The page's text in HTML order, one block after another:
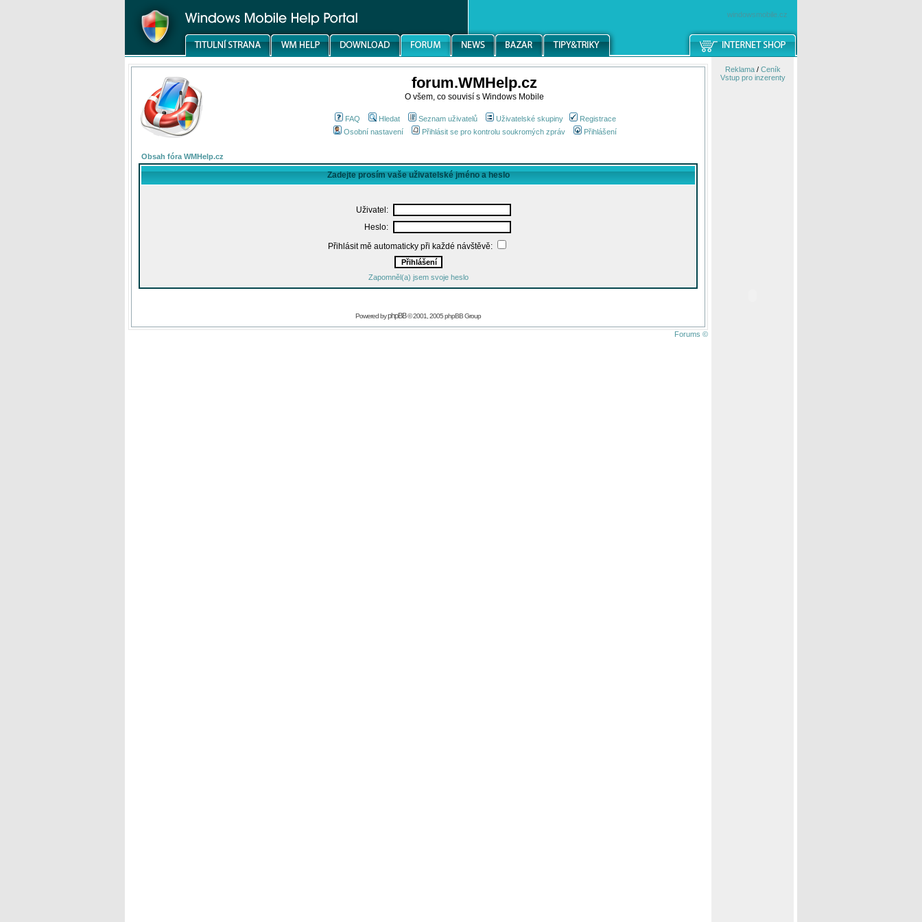
windowsmobile.cz
forum.WMHelp.cz
O všem, co souvisí s Windows Mobile
FAQ Hledat Seznam uživatelů Uživatelské skupiny
Registrace
Osobní nastavení
Přihlásit se pro kontrolu soukromých zpráv Přihlášení
Obsah fóra WMHelp.cz
Zadejte prosím vaše uživatelské jméno a heslo
Uživatel:
Heslo:
Přihlásit mě automaticky při každé návštěvě:
Zapomněl(a) jsem svoje heslo
Powered byphpBB© 2001, 2005 phpBB Group
Forums ©
Reklama/ Ceník
Vstup pro inzerenty